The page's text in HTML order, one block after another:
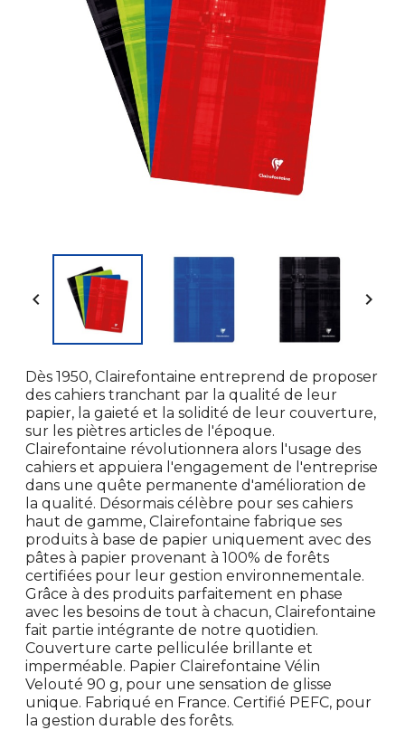
 
Dès 1950, Clairefontaine entreprend de proposer
des cahiers tranchant par la qualité de leur
papier, la gaieté et la solidité de leur couverture,
sur les piètres articles de l'époque.
Clairefontaine révolutionnera alors l'usage des
cahiers et appuiera l'engagement de l'entreprise
dans une quête permanente d'amélioration de
la qualité. Désormais célèbre pour ses cahiers
haut de gamme, Clairefontaine fabrique ses
produits à base de papier uniquement avec des
pâtes à papier provenant à 100% de forêts
certifiées pour leur gestion environnementale.
Grâce à des produits parfaitement en phase
avec les besoins de tout à chacun, Clairefontaine
fait partie intégrante de notre quotidien.
Couverture carte pelliculée brillante et
imperméable. Papier Clairefontaine Vélin
Velouté 90 g, pour une sensation de glisse
unique. Fabriqué en France. Certifié PEFC, pour
la gestion durable des forêts.